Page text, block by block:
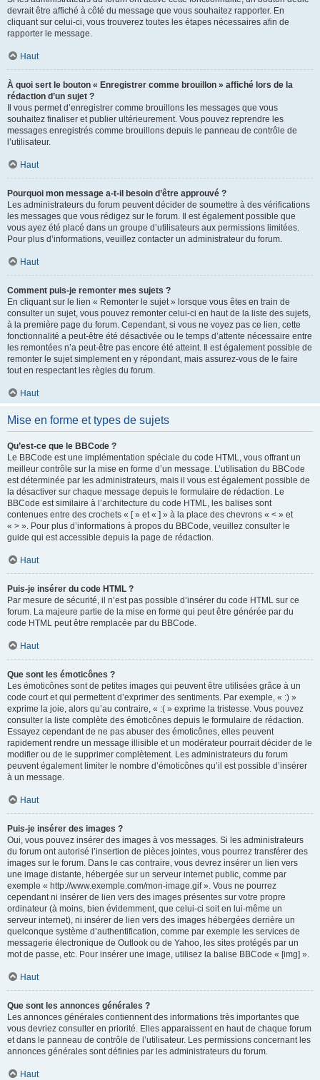
devrait être affiché à côté du message que vous souhaitez rapporter. En
cliquant sur celui-ci, vous trouverez toutes les étapes nécessaires afin de
rapporter le message.
Haut
À quoi sert le bouton « Enregistrer comme brouillon » affiché lors de la
rédaction d’un sujet ?
Il vous permet d’enregistrer comme brouillons les messages que vous
souhaitez finaliser et publier ultérieurement. Vous pouvez reprendre les
messages enregistrés comme brouillons depuis le panneau de contrôle de
l’utilisateur.
Haut
Pourquoi mon message a-t-il besoin d’être approuvé ?
Les administrateurs du forum peuvent décider de soumettre à des vérifications
les messages que vous rédigez sur le forum. Il est également possible que
vous ayez été placé dans un groupe d’utilisateurs aux permissions limitées.
Pour plus d’informations, veuillez contacter un administrateur du forum.
Haut
Comment puis-je remonter mes sujets ?
En cliquant sur le lien « Remonter le sujet » lorsque vous êtes en train de
consulter un sujet, vous pouvez remonter celui-ci en haut de la liste des sujets,
à la première page du forum. Cependant, si vous ne voyez pas ce lien, cette
fonctionnalité a peut-être été désactivée ou le temps d’attente nécessaire entre
les remontées n’a peut-être pas encore été atteint. Il est également possible de
remonter le sujet simplement en y répondant, mais assurez-vous de le faire
tout en respectant les règles du forum.
Haut
Mise en forme et types de sujets
Qu’est-ce que le BBCode ?
Le BBCode est une implémentation spéciale du code HTML, vous offrant un
meilleur contrôle sur la mise en forme d’un message. L’utilisation du BBCode
est déterminée par les administrateurs, mais il vous est également possible de
la désactiver sur chaque message depuis le formulaire de rédaction. Le
BBCode est similaire à l’architecture du code HTML, les balises sont
contenues entre des crochets « [ » et « ] » à la place des chevrons « < » et
« > ». Pour plus d’informations à propos du BBCode, veuillez consulter le
guide qui est accessible depuis la page de rédaction.
Haut
Puis-je insérer du code HTML ?
Par mesure de sécurité, il n’est pas possible d’insérer du code HTML sur ce
forum. La majeure partie de la mise en forme qui peut être générée par du
code HTML peut être remplacée par du BBCode.
Haut
Que sont les émoticônes ?
Les émoticônes sont de petites images qui peuvent être utilisées grâce à un
code court et qui permettent d’exprimer des sentiments. Par exemple, « :) »
exprime la joie, alors qu’au contraire, « :( » exprime la tristesse. Vous pouvez
consulter la liste complète des émoticônes depuis le formulaire de rédaction.
Essayez cependant de ne pas abuser des émoticônes, elles peuvent
rapidement rendre un message illisible et un modérateur pourrait décider de le
modifier ou de le supprimer complètement. Les administrateurs du forum
peuvent également limiter le nombre d’émoticônes qu’il est possible d’insérer
à un message.
Haut
Puis-je insérer des images ?
Oui, vous pouvez insérer des images à vos messages. Si les administrateurs
du forum ont autorisé l’insertion de pièces jointes, vous pourrez transférer des
images sur le forum. Dans le cas contraire, vous devrez insérer un lien vers
une image distante, hébergée sur un serveur internet public, comme par
exemple « http://www.exemple.com/mon-image.gif ». Vous ne pourrez
cependant ni insérer de lien vers des images présentes sur votre propre
ordinateur (à moins, bien évidemment, que celui-ci soit en lui-même un
serveur internet), ni insérer de lien vers des images hébergées derrière un
quelconque système d’authentification, comme par exemple les services de
messagerie électronique de Outlook ou de Yahoo, les sites protégés par un
mot de passe, etc. Pour insérer une image, utilisez la balise BBCode « [img] ».
Haut
Que sont les annonces générales ?
Les annonces générales contiennent des informations très importantes que
vous devriez consulter en priorité. Elles apparaissent en haut de chaque forum
et dans le panneau de contrôle de l’utilisateur. Les permissions concernant les
annonces générales sont définies par les administrateurs du forum.
Haut